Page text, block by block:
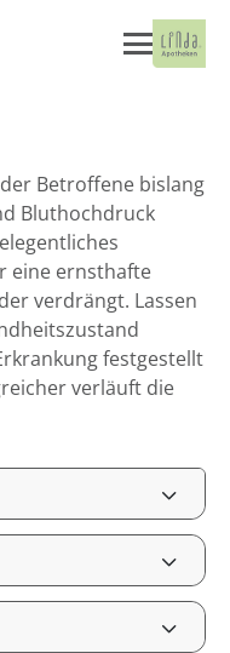
Betroffene bislang
Bluthochdruck
eine ernsthafte
verdrängt. Lassen
festgestellt
verläuft die